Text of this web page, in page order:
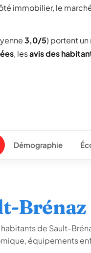
immobilier, le
3,0/5) portent
, lesavis des
Démographie
Brénaz
de Sault-
équipements